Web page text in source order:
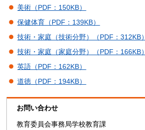
美術（PDF：150KB）
保健体育（PDF：139KB）
技術・家庭（技術分野）（PDF：312KB）
技術・家庭（家庭分野）（PDF：166KB）
英語（PDF：162KB）
道徳（PDF：194KB）
お問い合わせ
教育委員会事務局学校教育課